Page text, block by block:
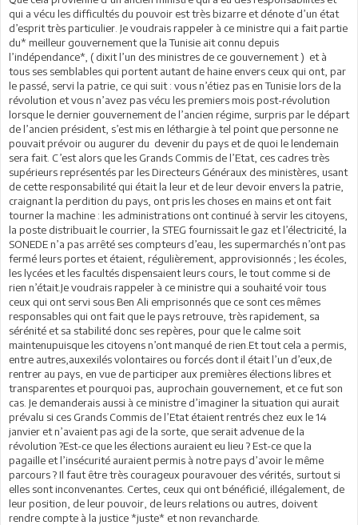
qui a vécu les difficultés du pouvoir est très bizarre et dénote d’un état
d’esprit très particulier. Je voudrais rappeler à ce ministre qui a fait partie
du* meilleur gouvernement que la Tunisie ait connu depuis
l’indépendance*, ( dixit l’un des ministres de ce gouvernement ) et à
tous ses semblables qui portent autant de haine envers ceux qui ont, par
le passé, servi la patrie, ce qui suit : vous n’étiez pas en Tunisie lors de la
révolution et vous n’avez pas vécu les premiers mois post-révolution
lorsque le dernier gouvernement de l’ancien régime, surpris par le départ
de l’ancien président, s’est mis en léthargie à tel point que personne ne
pouvait prévoir ou augurer du devenir du pays et de quoi le lendemain
sera fait. C’est alors que les Grands Commis de l’Etat, ces cadres très
supérieurs représentés par les Directeurs Généraux des ministères, usant
de cette responsabilité qui était la leur et de leur devoir envers la patrie,
craignant la perdition du pays, ont pris les choses en mains et ont fait
tourner la machine : les administrations ont continué à servir les citoyens,
la poste distribuait le courrier, la STEG fournissait le gaz et l’électricité, la
SONEDE n’a pas arrêté ses compteurs d’eau, les supermarchés n’ont pas
fermé leurs portes et étaient, régulièrement, approvisionnés ; les écoles,
les lycées et les facultés dispensaient leurs cours, le tout comme si de
rien n’était.Je voudrais rappeler à ce ministre qui a souhaité voir tous
ceux qui ont servi sous Ben Ali emprisonnés que ce sont ces mêmes
responsables qui ont fait que le pays retrouve, très rapidement, sa
sérénité et sa stabilité donc ses repères, pour que le calme soit
maintenupuisque les citoyens n’ont manqué de rien.Et tout cela a permis,
entre autres,auxexilés volontaires ou forcés dont il était l’un d’eux,de
rentrer au pays, en vue de participer aux premières élections libres et
transparentes et pourquoi pas, auprochain gouvernement, et ce fut son
cas. Je demanderais aussi à ce ministre d’imaginer la situation qui aurait
prévalu si ces Grands Commis de l’Etat étaient rentrés chez eux le 14
janvier et n’avaient pas agi de la sorte, que serait advenue de la
révolution ?Est-ce que les élections auraient eu lieu ? Est-ce que la
pagaille et l’insécurité auraient permis à notre pays d’avoir le même
parcours ? Il faut être très courageux pouravouer des vérités, surtout si
elles sont inconvenantes. Certes, ceux qui ont bénéficié, illégalement, de
leur position, de leur pouvoir, de leurs relations ou autres, doivent
rendre compte à la justice *juste* et non revancharde.